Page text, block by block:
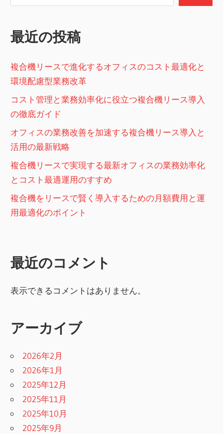
ョ
最近の投稿
複合機リースで進化するオフィスのコスト最適化と
環境配慮型業務改革
コスト管理と業務効率化に役立つ複合機リース導入
の徹底ガイド
オフィスの業務改善を加速する複合機リース導入と
活用の最新戦略
複合機リースで実現する最新オフィスの業務効率化
とコスト最適運用のすすめ
複合機をリースで賢く導入するための月額費用と運
用最適化のポイント
最近のコメント
表示できるコメントはありません。
アーカイブ
2026年2月
2026年1月
2025年12月
2025年11月
2025年10月
2025年9月